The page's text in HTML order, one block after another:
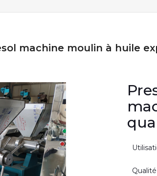
machine moulin à huile